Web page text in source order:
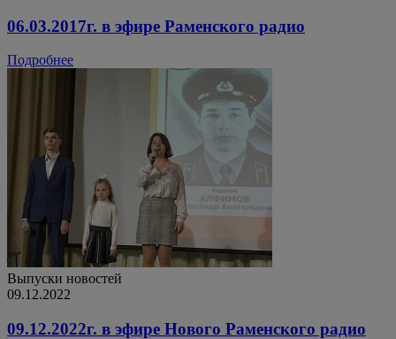
06.03.2017г. в эфире Раменского радио
Подробнее
Выпуски новостей
09.12.2022
09.12.2022г. в эфире Нового Раменского радио